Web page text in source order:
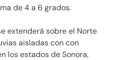
de 4 a 6 grados.
extenderá sobre el Norte
aisladas con con
los estados de Sonora,